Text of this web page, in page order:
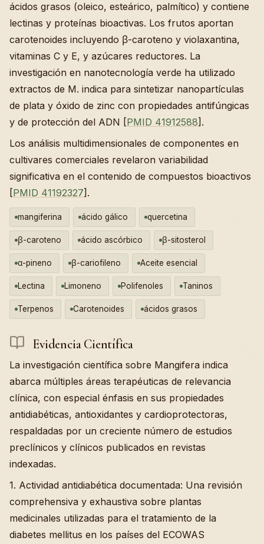
ácidos grasos (oleico, esteárico, palmítico) y contiene
lectinas y proteínas bioactivas. Los frutos aportan
carotenoides incluyendo β-caroteno y violaxantina,
vitaminas C y E, y azúcares reductores. La
investigación en nanotecnología verde ha utilizado
extractos de M. indica para sintetizar nanopartículas
de plata y óxido de zinc con propiedades antifúngicas
y de protección del ADN [PMID 41912588].
Los análisis multidimensionales de componentes en
cultivares comerciales revelaron variabilidad
significativa en el contenido de compuestos bioactivos
[PMID 41192327].
mangiferina ácido gálico quercetina
β-caroteno ácido ascórbico β-sitosterol
α-pineno β-cariofileno Aceite esencial
Lectina Limoneno Polifenoles Taninos
Terpenos Carotenoides ácidos grasos
Evidencia Científica
La investigación científica sobre Mangifera indica
abarca múltiples áreas terapéuticas de relevancia
clínica, con especial énfasis en sus propiedades
antidiabéticas, antioxidantes y cardioprotectoras,
respaldadas por un creciente número de estudios
preclínicos y clínicos publicados en revistas
indexadas.
1. Actividad antidiabética documentada: Una revisión
comprehensiva y exhaustiva sobre plantas
medicinales utilizadas para el tratamiento de la
diabetes mellitus en los países del ECOWAS